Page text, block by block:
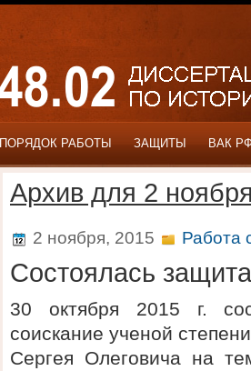
ПОРЯДОК РАБОТЫ ЗАЩИТЫ ВАК
Архив для 2
2 ноября, 2015 Работа
Состоялась защита
30 октября 2015 г.
соискание ученой
Сергея Олеговича на